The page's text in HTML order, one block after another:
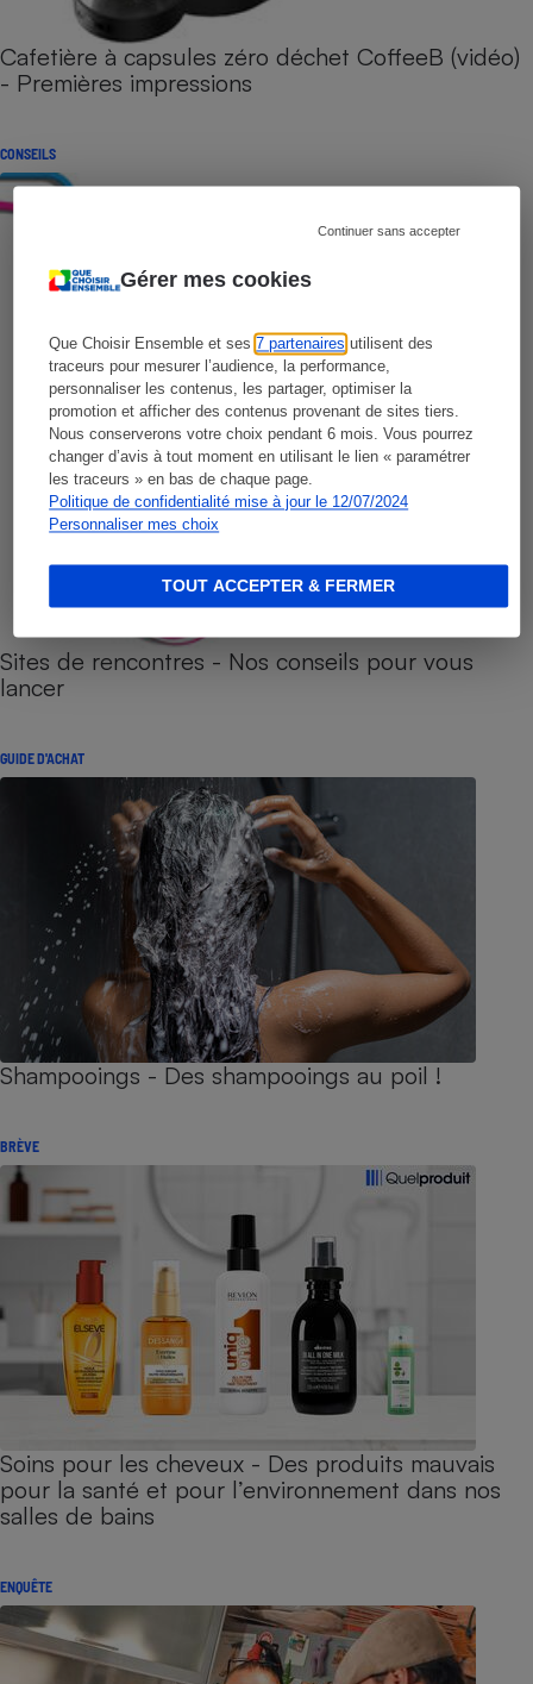
Gérer mes cookies
Que Choisir Ensemble et ses7 partenaires utilisent des
traceurs pour mesurer l’audience, la performance,
personnaliser les contenus, les partager, optimiser la
promotion et afficher des contenus provenant de sites tiers.
Nous conserverons votre choix pendant 6 mois. Vous pourrez
changer d’avis à tout moment en utilisant le lien « paramétrer
les traceurs » en bas de chaque page.
Politique de confidentialité mise à jour le 12/07/2024
Personnaliser mes choix
Continuer sans accepter
TOUT ACCEPTER & FERMER
Cafetière à capsules zéro déchet CoffeeB (vidéo)
- Premières impressions
CONSEILS
Sites de rencontres - Nos conseils pour vous
lancer
GUIDE D'ACHAT
Shampooings - Des shampooings au poil !
BRÈVE
Soins pour les cheveux - Des produits mauvais
pour la santé et pour l’environnement dans nos
salles de bains
ENQUÊTE